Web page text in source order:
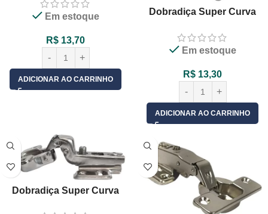
Em estoque
R$ 13,70
ADICIONAR AO CARRINHO
Dobradiça Super Curva
Amortecedor Calço 3D Clip
On – 01 Unid
Em estoque
R$ 13,30
ADICIONAR AO CARRINHO
Dobradiça Super Curva